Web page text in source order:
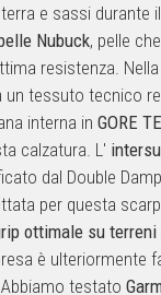
e sassi durante
Nubuck, pelle
resistenza.
un tessuto tecnico
interna in GORE
calzatura. L'
dal Double
per questa
ottimale su
è ulteriormente
testato